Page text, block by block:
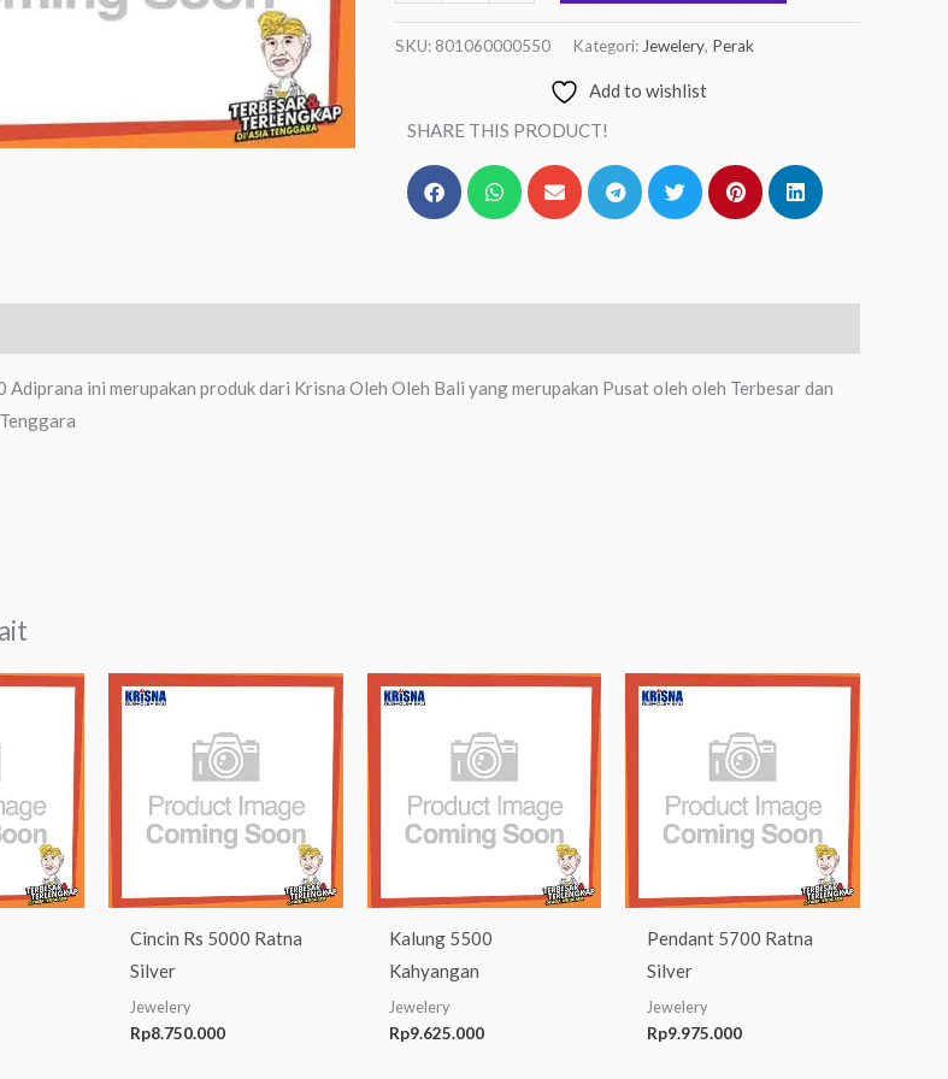
SKU: 801060000550 Kategori: Jewelery, Perak
Add to wishlist
SHARE THIS PRODUCT!
Adiprana ini merupakan produk dari Krisna Oleh Oleh Bali yang merupakan Pusat oleh oleh Terbesar dan
Cincin Rs 5000 Ratna
Silver
Jewelery
Rp8.750.000
Kalung 5500
Kahyangan
Jewelery
Rp9.625.000
Pendant 5700 Ratna
Silver
Jewelery
Rp9.975.000